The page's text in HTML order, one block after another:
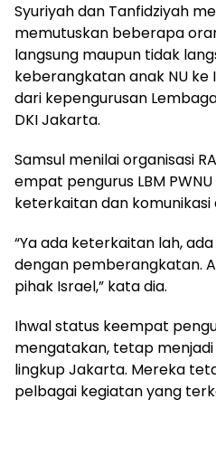
Syuriyah dan Tanfidziyah
memutuskan beberapa
langsung maupun tidak
keberangkatan anak NU
dari kepengurusan
DKI Jakarta.
Samsul menilai organisasi
empat pengurus LBM
keterkaitan dan komunikasi
“Ya ada keterkaitan lah,
dengan pemberangkatan.
pihak Israel,” kata dia.
Ihwal status keempat
mengatakan, tetap menjadi
lingkup Jakarta. Mereka
pelbagai kegiatan yang